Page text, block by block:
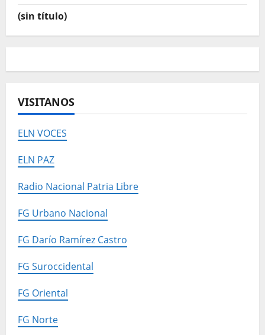
(sin título)
VISITANOS
ELN VOCES
ELN PAZ
Radio Nacional Patria Libre
FG Urbano Nacional
FG Darío Ramírez Castro
FG Suroccidental
FG Oriental
FG Norte